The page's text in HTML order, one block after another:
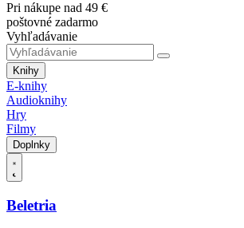
Pri nákupe nad 49 €
poštovné zadarmo
Vyhľadávanie
Knihy
E-knihy
Audioknihy
Hry
Filmy
Doplnky
Beletria